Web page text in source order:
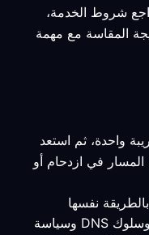
شروط الخدمة،
المقاسة مع مهمة
واحدة، ثم استعد
في ازدحام أو
نفسها
تحقق من الحساب وجلسة التطبيق وسلوك DNS وسياسة